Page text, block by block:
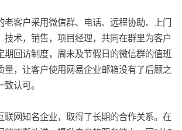
老客户采用微信群、电话、远程协助、上门
技术，销售，项目经理，共同在群里为客户
期回访制度，周末及节假日的微信群的值班
量，让客户使用网易企业邮箱没有了后顾之
认可。
联网知名企业，取得了长期的合作关系。在